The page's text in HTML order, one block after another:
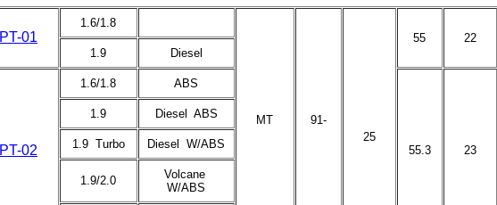
PT-01
1.6/1.8
MT
91-
25
55 22
1.9
Diesel
PT-02
1.6/1.8 ABS
55.3 23
1.9 Diesel ABS
1.9 Turbo Diesel W/ABS
1.9/2.0
Volcane
W/ABS